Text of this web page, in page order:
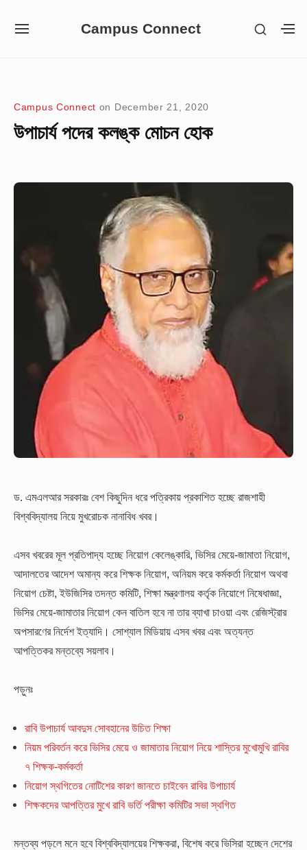
Campus Connect
SITE
SHOW
Campus Connect on December 21, 2020
উপাচার্য পদের কলঙ্ক মোচন হোক
ড. এমএলআর সরকারঃ বেশ কিছুদিন ধরে পত্রিকায় প্রকাশিত হচ্ছে রাজশাহী
বিশ্ববিদ্যালয় নিয়ে মুখরোচক নানাবিধ খবর।
এসব খবরের মূল প্রতিপাদ্য হচ্ছে নিয়োগ কেলেঙ্কারি, ভিসির মেয়ে-জামাতা নিয়োগ,
আদালতের আদেশ অমান্য করে শিক্ষক নিয়োগ, অনিয়ম করে কর্মকর্তা নিয়োগ অথবা
নিয়োগ চেষ্টা, ইউজিসির তদন্ত কমিটি, শিক্ষা মন্ত্রণালয় কর্তৃক নিয়োগে নিষেধাজ্ঞা,
ভিসির মেয়ে-জামাতার নিয়োগ কেন বাতিল হবে না তার ব্যাখা চাওয়া এবং রেজিস্ট্রার
অপসারণের নির্দেশ ইত্যাদি। সোশ্যাল মিডিয়ায় এসব খবর এবং অত্যন্ত
আপত্তিকর মন্তব্যে সয়লাব।
পড়ুনঃ
রাবি উপাচার্য আবদুস সোবহানের উচিত শিক্ষা
নিয়ম পরিবর্তন করে ভিসির মেয়ে ও জামাতার নিয়োগ নিয়ে শাস্তির মুখোমুখি রাবির
৭ শিক্ষক-কর্মকর্তা
নিয়োগ স্থগিতের নোটিশের কারণ জানতে চাইবেন রাবির উপাচার্য
শিক্ষকদের আপত্তির মুখে রাবি ভর্তি পরীক্ষা কমিটির সভা স্থগিত
মন্তব্য পড়লে মনে হবে বিশ্ববিদ্যালয়ের শিক্ষকরা, বিশেষ করে ভিসিরা হচ্ছেন দেশের